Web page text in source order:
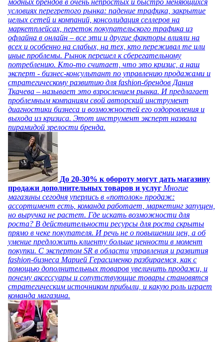
модных брендов в очень непростых и быстро меняющихся
условиях перегретого рынка: падение трафика, закрытие
целых сетей и компаний, консолидация селлеров на
маркетплейсах, переток покупательского трафика из
офлайна в онлайн – все эти и другие факторы влияли на
всех и особенно на слабых, на тех, кто переживал те или
иные проблемы. Рынок перешел к сберегательному
потреблению. Кто-то считает, что это кризис, а наш
эксперт - бизнес-консультант по управлению продажами и
стратегическому развитию для fashion-брендов Дания
Ткачева – называет это взрослением рынка. И предлагает
проблемным компаниям свой авторский инструмент
диагностики бизнеса и возможностей его оздоровления и
выхода из кризиса. Этот инструмент эксперт назвала
пирамидой зрелости бренда.
До 20-30% к обороту могут дать магазину
продажи дополнительных товаров и услуг Многие
магазины сегодня уперлись в «потолок» продаж:
ассортимент есть, команда работает, маркетинг запущен,
но выручка не растет. Где искать возможности для
роста? В действительности ресурсы для роста скрыты
прямо в чеке покупателя. И речь не о повышении цен, а об
умение предложить клиенту больше ценности в момент
покупки. С экспертом SR в области управления и развития
fashion-бизнеса Марией Герасименко разбираемся, как с
помощью дополнительных товаров увеличить продажи, и
почему аксессуары и сопутствующие товары становятся
стратегическим источником прибыли, и какую роль играет
команда магазина.